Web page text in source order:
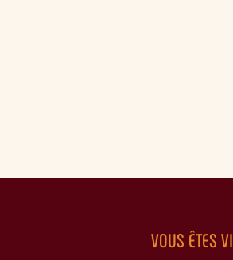
VOUS ÊTES